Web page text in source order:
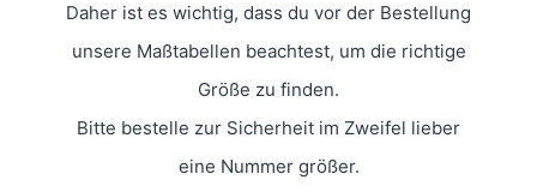
Daher ist es wichtig, dass du vor der Bestellung
unsere Maßtabellen beachtest, um die richtige
Größe zu finden.
Bitte bestelle zur Sicherheit im Zweifel lieber
eine Nummer größer.